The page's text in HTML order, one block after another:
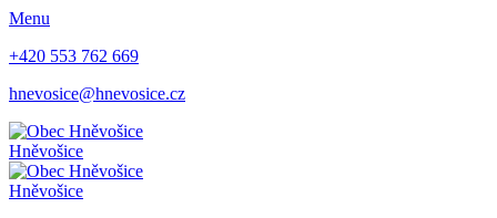
Menu
+420 553 762 669
hnevosice@hnevosice.cz
Hněvošice
Hněvošice